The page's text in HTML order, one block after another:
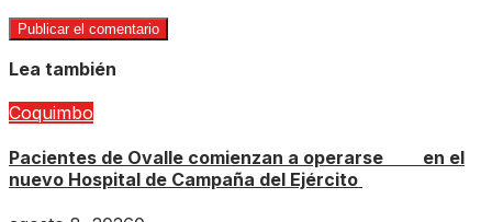
Lea también
Coquimbo
Pacientes de Ovalle comienzan a operarse en el
nuevo Hospital de Campaña del Ejército